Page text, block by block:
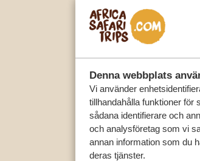
Denna webbplats
Vi använder
tillhandahålla funktioner för
sådana identifierare och
och analysföretag som vi
annan information som du
deras tjänster.